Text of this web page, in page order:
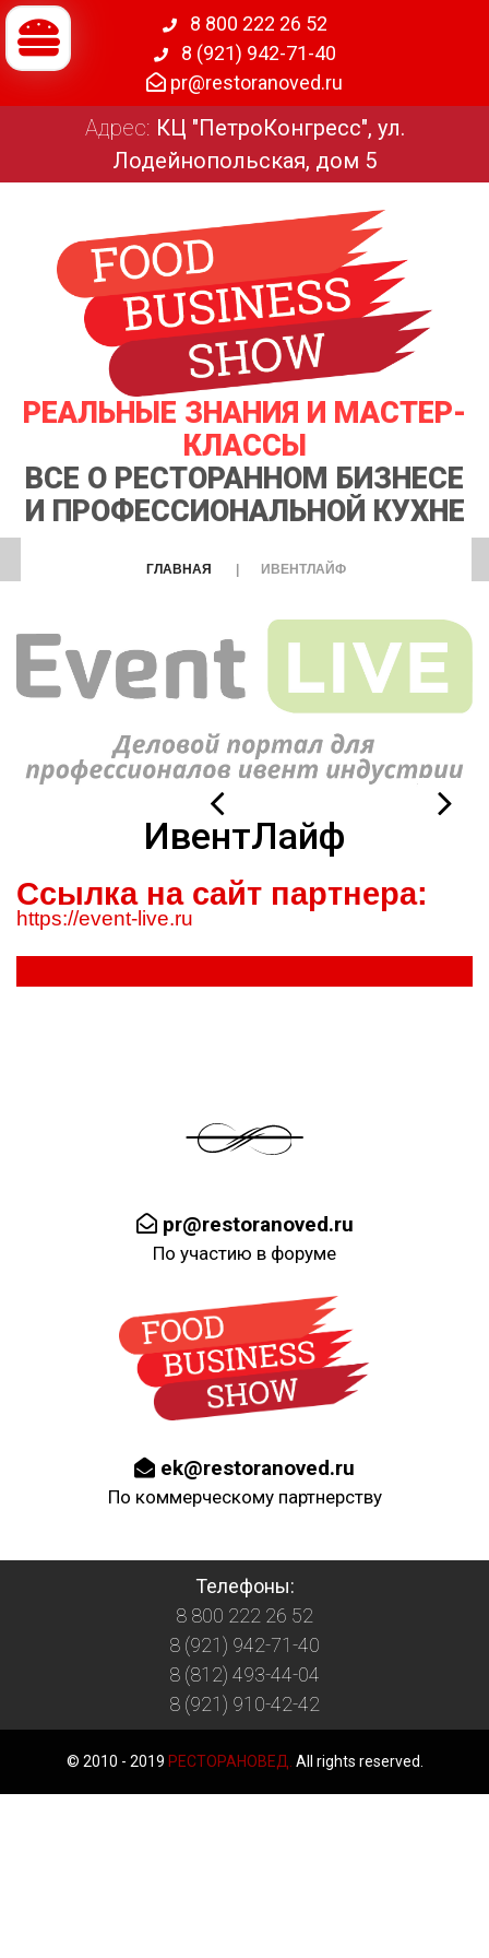
8 800 222 26 52
8 (921) 942-71-40
pr@restoranoved.ru
Адрес: КЦ "ПетроКонгресс", ул.
Лодейнопольская, дом 5
РЕАЛЬНЫЕ ЗНАНИЯ И МАСТЕР-
КЛАССЫ
ВСЕ О РЕСТОРАННОМ БИЗНЕСЕ
И ПРОФЕССИОНАЛЬНОЙ КУХНЕ
ГЛАВНАЯ ИВЕНТЛАЙФ
ИвентЛайф
Ссылка на сайт партнера:
https://event-live.ru
pr@restoranoved.ru
По участию в форуме
ek@restoranoved.ru
По коммерческому партнерству
Телефоны:
8 800 222 26 52
8 (921) 942-71-40
8 (812) 493-44-04
8 (921) 910-42-42
© 2010 - 2019 РЕСТОРАНОВЕД. All rights reserved.